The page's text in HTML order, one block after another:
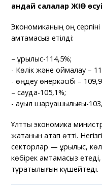
Қандай салалар ЖІӨ
Экономиканың оң серпіні
қамтамасыз етілді:
– құрылыс-114,5%;
- Көлік және қоймалау –
- өңдеу өнеркәсібі –
– сауда-105,1%;
- ауыл шаруашылығы-
Ұлттық экономика
жатқанын атап өтті.
секторлар — құрылыс,
көбірек қамтамасыз
тұрақтылығын күшейтеді.